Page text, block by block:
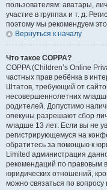
пользователям: аватары,
участие в группах и т. д.
поэтому мы рекомендуем
Вернуться к началу
Что такое COPPA?
COPPA (Children’s Online
частных прав ребёнка в
Штатов, требующий от
несовершеннолетних
родителей. Допустимо
опекуны разрешают сбор
младше 13 лет. Если вы не
регистрирующемуся на
обратитесь за помощью к
Limited администрация
рекомендаций по правовым
юридических отношений,
можно связаться по вопросу